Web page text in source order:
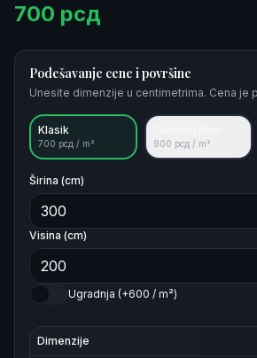
700 рсд
Podešavanje cene i površine
Unesite dimenzije u centimetrima. Cena je
Klasik
700 рсд / m² 900 рсд / m²
Širina (cm)
Visina (cm)
Ugradnja (+600 / m²)
Dimenzije